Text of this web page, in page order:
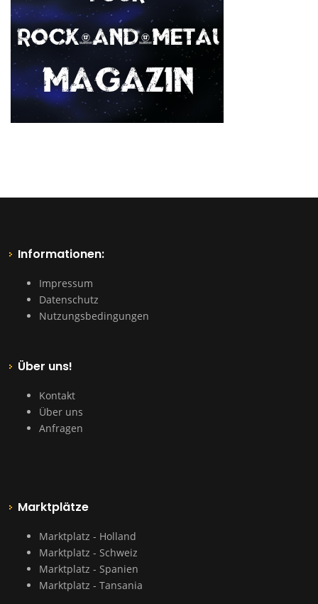
Informationen:
Impressum
Datenschutz
Nutzungsbedingungen
Über uns!
Kontakt
Über uns
Anfragen
Marktplätze
Marktplatz - Holland
Marktplatz - Schweiz
Marktplatz - Spanien
Marktplatz - Tansania